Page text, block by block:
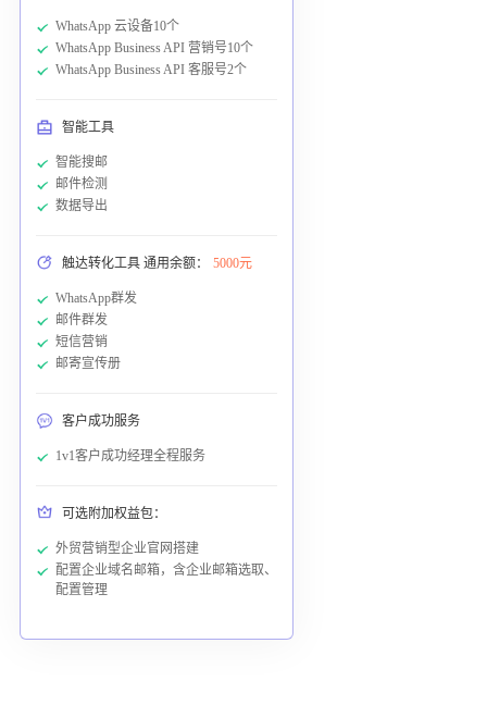
WhatsApp 云设备10个
WhatsApp Business API 营销号10个
WhatsApp Business API 客服号2个
智能工具
智能搜邮
邮件检测
数据导出
触达转化工具 通用余额： 5000元
WhatsApp群发
邮件群发
短信营销
邮寄宣传册
客户成功服务
1v1客户成功经理全程服务
可选附加权益包：
外贸营销型企业官网搭建
配置企业域名邮箱，含企业邮箱选取、
配置管理